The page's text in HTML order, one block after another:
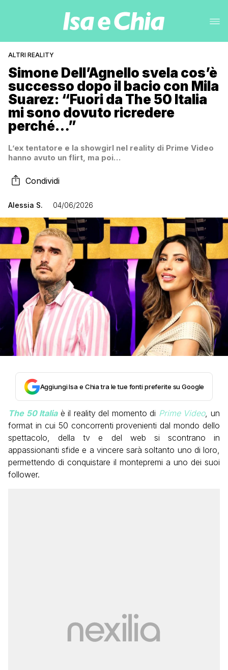
ALTRI REALITY
Simone Dell’Agnello svela cos’è
successo dopo il bacio con Mila
Suarez: “Fuori da The 50 Italia
mi sono dovuto ricredere
perché…”
L’ex tentatore e la showgirl nel reality di Prime Video
hanno avuto un flirt, ma poi…
Condividi
Alessia S. 04/06/2026
Aggiungi Isa e Chia tra le tue fonti preferite su Google
The 50 Italiaè il reality del momento di Prime Video, un
format in cui 50 concorrenti provenienti dal mondo dello
spettacolo, della tv e del web si scontrano in
appassionanti sfide e a vincere sarà soltanto uno di loro,
permettendo di conquistare il montepremi a uno dei suoi
follower.